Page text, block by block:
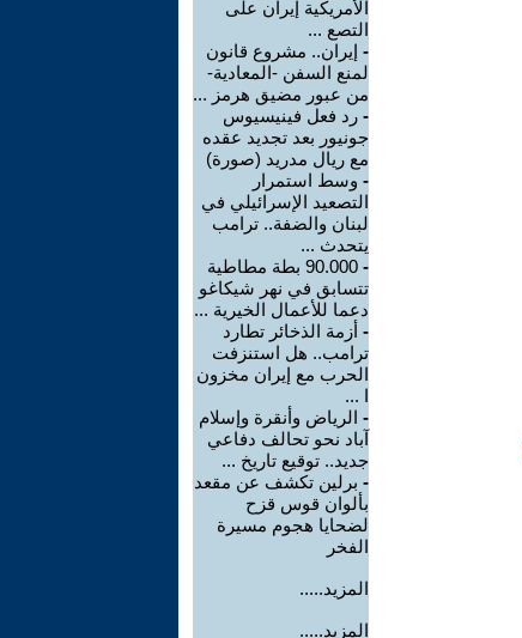
الأمريكية إيران على
التصع ...
- إيران.. مشروع قانون
لمنع السفن -المعادية-
من عبور مضيق هرمز ...
- رد فعل فينيسيوس
جونيور بعد تجديد عقده
مع ريال مدريد (صورة)
- وسط استمرار
التصعيد الإسرائيلي في
لبنان والضفة.. ترامب
يتحدث ...
-
90.000 بطة مطاطية
تتسابق في نهر شيكاغو
دعما للأعمال الخيرية ...
- أزمة الذخائر تطارد
ترامب.. هل استنزفت
الحرب مع إيران مخزون
ا ...
- الرياض وأنقرة وإسلام
آباد نحو تحالف دفاعي
جديد.. توقيع تاريخ ...
- برلين تكشف عن مقعد
بألوان قوس قزح
لضحايا هجوم مسيرة
الفخر
المزيد.....
المزيد.....